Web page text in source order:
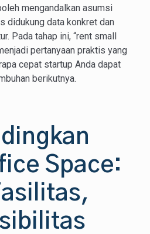
mengandalkan asumsi
didukung data konkret dan
Pada tahap ini, “rent small
pertanyaan praktis yang
cepat startup Anda dapat
berikutnya.
Space: